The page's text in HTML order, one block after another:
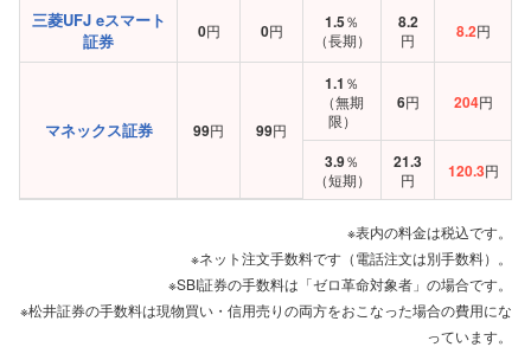
三菱UFJ eスマート
証券
0円 0円 1.5％
（長期）
8.2
円 8.2円
マネックス証券 99円 99円
1.1 ％
（無期
限）
6円 204円
3.9％
（短期）
21.3
円 120.3円
※表内の料金は税込です。
※ネット注文手数料です（電話注文は別手数料）。
※SBI証券の手数料は「ゼロ革命対象者」の場合です。
※松井証券の手数料は現物買い・信用売りの両方をおこなった場合の費用にな
っています。